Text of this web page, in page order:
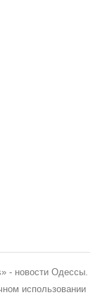
- новости Одессы.
использовании